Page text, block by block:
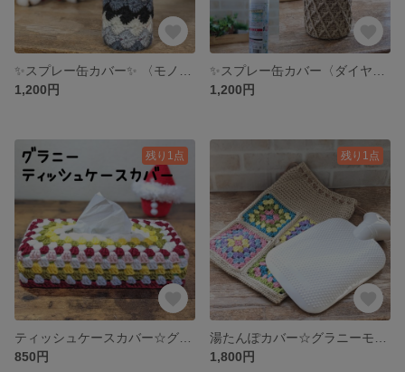
1,200円
1,200円
残り1点
850円
残り1点
1,800円